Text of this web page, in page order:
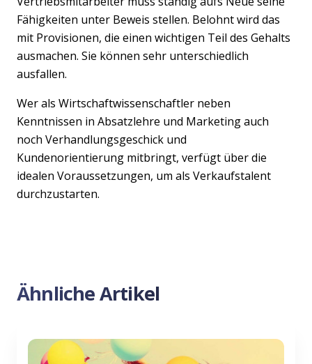
Fähigkeiten unter Beweis stellen. Belohnt wird das
mit Provisionen, die einen wichtigen Teil des Gehalts
ausmachen. Sie können sehr unterschiedlich
ausfallen.
Wer als Wirtschaftwissenschaftler neben
Kenntnissen in Absatzlehre und Marketing auch
noch Verhandlungsgeschick und
Kundenorientierung mitbringt, verfügt über die
idealen Voraussetzungen, um als Verkaufstalent
durchzustarten.
Ähnliche Artikel